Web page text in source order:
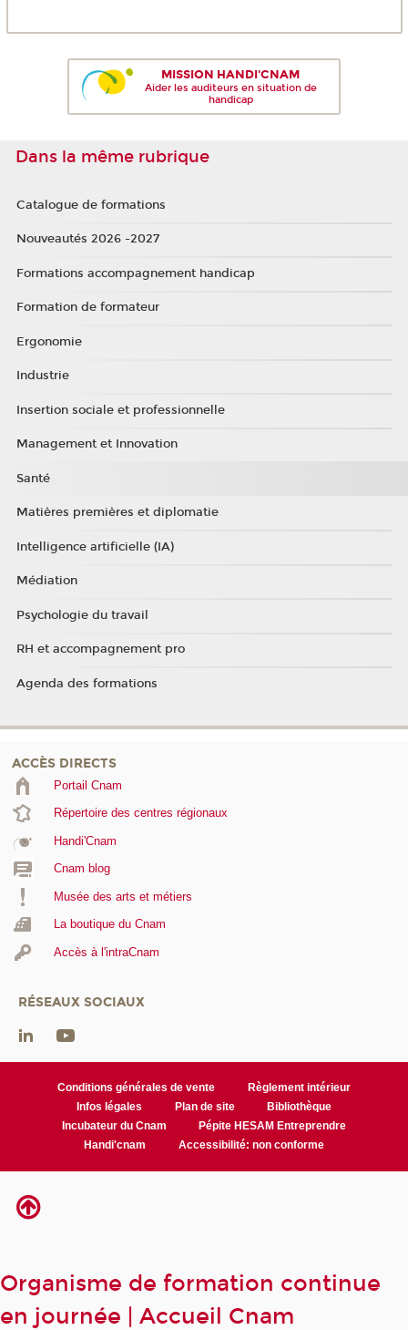
MISSION HANDI'CNAM
Aider les auditeurs en situation de
handicap
Dans la même rubrique
Catalogue de formations
Nouveautés 2026 -2027
Formations accompagnement handicap
Formation de formateur
Ergonomie
Industrie
Insertion sociale et professionnelle
Management et Innovation
Santé
Matières premières et diplomatie
Intelligence artificielle (IA)
Médiation
Psychologie du travail
RH et accompagnement pro
Agenda des formations
ACCÈS DIRECTS
Portail Cnam
Répertoire des centres régionaux
Handi'Cnam
Cnam blog
Musée des arts et métiers
La boutique du Cnam
Accès à l'intraCnam
RÉSEAUX SOCIAUX
Conditions générales de vente
Règlement intérieur
Infos légales
Plan de site
Bibliothèque
Incubateur du Cnam
Pépite HESAM Entreprendre
Handi'cnam
Accessibilité: non conforme
Organisme de formation continue
en journée | Accueil Cnam